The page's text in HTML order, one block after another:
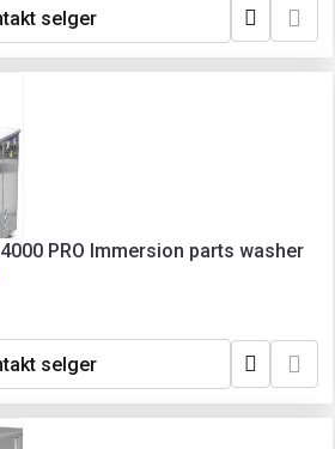
selger
PRO Immersion parts washer
selger